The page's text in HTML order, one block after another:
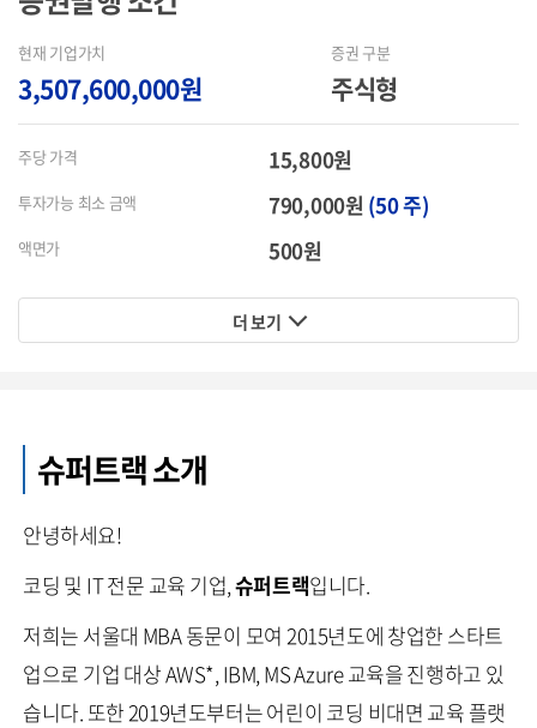
현재 기업가치
3,507,600,000원
증권 구분
주식형
주당 가격 15,800원
투자가능 최소 금액 790,000원 (50 주)
액면가 500원
더 보기
슈퍼트랙 소개
안녕하세요!
코딩 및 IT 전문 교육 기업,슈퍼트랙입니다.
저희는 서울대 MBA 동문이 모여 2015년도에 창업한 스타트
업으로 기업 대상 AWS*, IBM, MS Azure 교육을 진행하고 있
습니다. 또한 2019년도부터는 어린이 코딩 비대면 교육 플랫